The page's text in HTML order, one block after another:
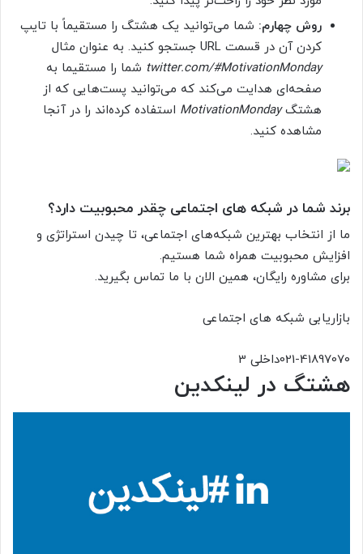
روش چهارم: شما می‌توانید یک هشتگ را مستقیماً با تایپ
کردن آن در قسمت URL جستجو کنید. به عنوان مثال
twitter.com/#MotivationMonday شما را مستقیما به
صفحه‌ای هدایت می‌کند که می‌توانید پست‌هایی که از
هشتگMotivationMonday استفاده کرده‌اند را در آنجا
مشاهده کنید.
برند شما در شبکه های اجتماعی چقدر محبوبیت دارد؟
ما از انتخاب بهترین شبکه‌های اجتماعی، تا چیدن استراتژی و
افزایش محبوبیت همراه شما هستیم.
برای مشاوره رایگان، همین الان با ما تماس بگیرید.
بازاریابی شبکه های اجتماعی
021-41897070داخلی 3
هشتگ در لینکدین